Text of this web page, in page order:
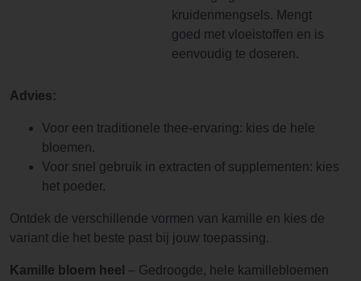
kruidenmengsels. Mengt
goed met vloeistoffen en is
eenvoudig te doseren.
Advies:
Voor een traditionele thee-ervaring: kies de hele
bloemen.
Voor snel gebruik in extracten of supplementen: kies
het poeder.
Ontdek de verschillende vormen van kamille en kies de
variant die het beste past bij jouw toepassing.
Kamille bloem heel – Gedroogde, hele kamillebloemen